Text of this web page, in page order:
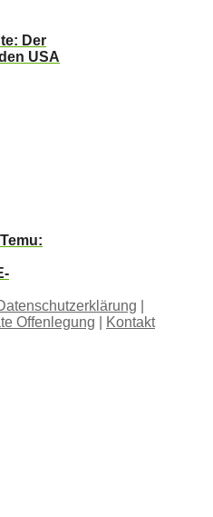
Der
USA
Temu:
Offenlegung
Kontakt